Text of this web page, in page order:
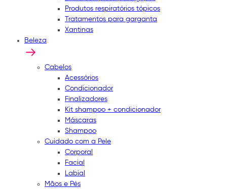
Produtos respiratórios tópicos
Tratamentos para garganta
Xantinas
Beleza
Cabelos
Acessórios
Condicionador
Finalizadores
Kit shampoo + condicionador
Máscaras
Shampoo
Cuidado com a Pele
Corporal
Facial
Labial
Mãos e Pés